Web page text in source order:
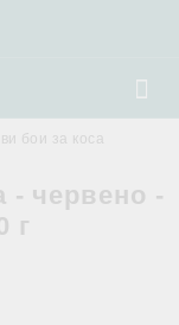
бои за коса
- червено -
г